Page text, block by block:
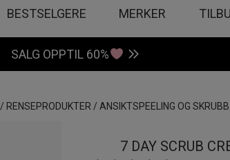
BESTSELGERE MERKER
SALG OPPTIL 60%
/ RENSEPRODUKTER / ANSIKTSPEELING OG SKRUBB
7 DAY SCRUB